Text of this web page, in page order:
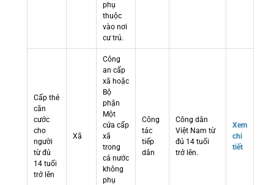
phụ
thuộc
vào nơi
cư trú.
Cấp thẻ
căn
cước
cho
người
từ đủ
14 tuổi
trở lên
Xã
Công
an cấp
xã hoặc
Bộ
phận
Một
cửa cấp
xã
trong
cả nước
không
phụ
Công
tác
tiếp
dân
Công dân
Việt Nam từ
đủ 14 tuổi
trở lên.
Xem
chi
tiết